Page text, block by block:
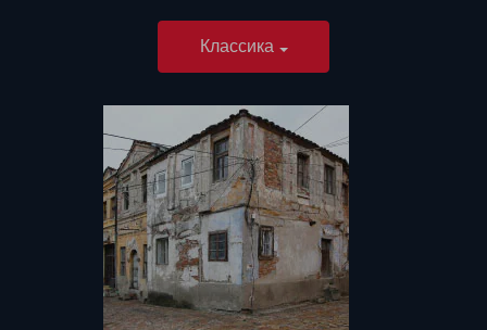
Классика